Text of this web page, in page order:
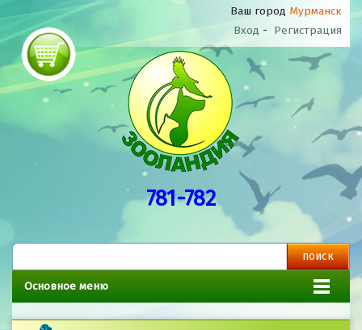
Ваш город Мурманск
Вход - Регистрация
781-782
Основное меню